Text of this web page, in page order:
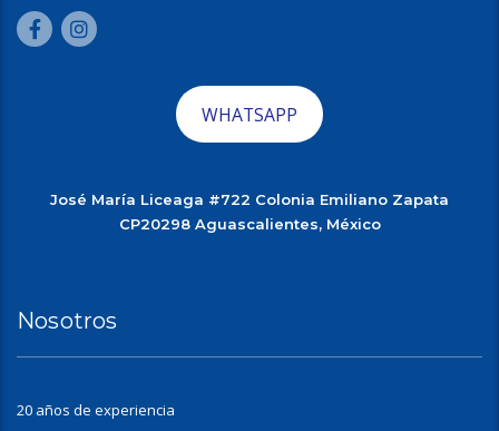
WHATSAPP
José María Liceaga #722 Colonia Emiliano Zapata
CP20298 Aguascalientes, México
Nosotros
20 años de experiencia